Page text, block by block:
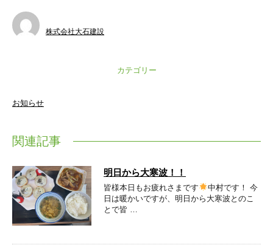
株式会社大石建設
カテゴリー
お知らせ
関連記事
明日から大寒波！！
皆様本日もお疲れさまです
中村です！ 今
日は暖かいですが、明日から大寒波とのこ
とで皆 …